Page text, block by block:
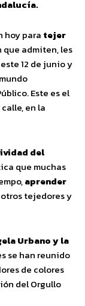
hoy para tejer
admiten, les
12 de junio y
Este es el
en la
del
que muchas
aprender
tejedores y
Urbano y la
se han reunido
de colores
del Orgullo